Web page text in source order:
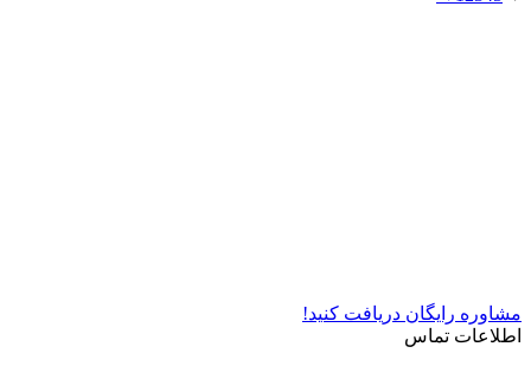
مشاوره رایگان دریافت کنید!
اطلاعات تماس